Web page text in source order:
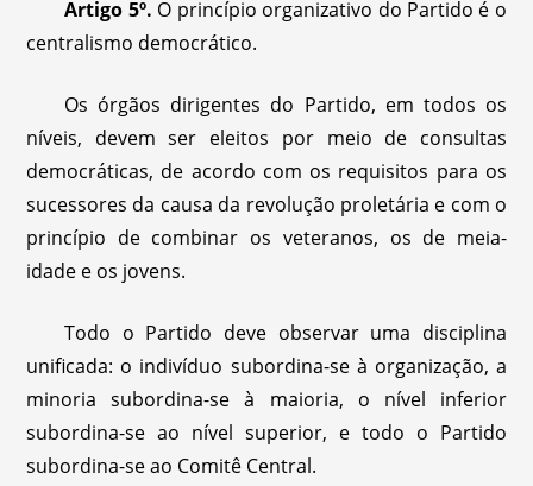
Artigo 5º. O princípio organizativo do Partido é o
centralismo democrático.
Os órgãos dirigentes do Partido, em todos os
níveis, devem ser eleitos por meio de consultas
democráticas, de acordo com os requisitos para os
sucessores da causa da revolução proletária e com o
princípio de combinar os veteranos, os de meia-
idade e os jovens.
Todo o Partido deve observar uma disciplina
unificada: o indivíduo subordina-se à organização, a
minoria subordina-se à maioria, o nível inferior
subordina-se ao nível superior, e todo o Partido
subordina-se ao Comitê Central.